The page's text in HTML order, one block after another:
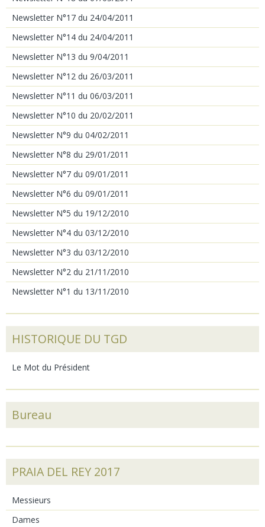
Newsletter N°17 du 24/04/2011
Newsletter N°14 du 24/04/2011
Newsletter N°13 du 9/04/2011
Newsletter N°12 du 26/03/2011
Newsletter N°11 du 06/03/2011
Newsletter N°10 du 20/02/2011
Newsletter N°9 du 04/02/2011
Newsletter N°8 du 29/01/2011
Newsletter N°7 du 09/01/2011
Newsletter N°6 du 09/01/2011
Newsletter N°5 du 19/12/2010
Newsletter N°4 du 03/12/2010
Newsletter N°3 du 03/12/2010
Newsletter N°2 du 21/11/2010
Newsletter N°1 du 13/11/2010
HISTORIQUE DU TGD
Le Mot du Président
Bureau
PRAIA DEL REY 2017
Messieurs
Dames